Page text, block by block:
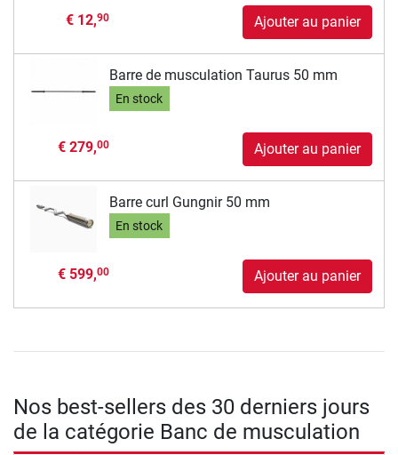
€ 12,90 Ajouter au panier
Barre de musculation Taurus 50 mm
En stock
€ 279,00 Ajouter au panier
Barre curl Gungnir 50 mm
En stock
€ 599,00 Ajouter au panier
Nos best-sellers des 30 derniers jours
de la catégorie Banc de musculation